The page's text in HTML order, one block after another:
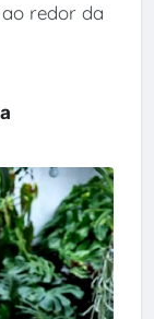
ao redor da